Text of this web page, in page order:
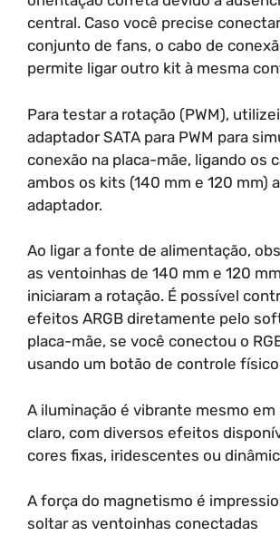
central. Caso você precise
conjunto de fans, o cabo de
permite ligar outro kit à mesma
Para testar a rotação (PWM),
adaptador SATA para PWM para
conexão na placa-mãe, ligando os
ambos os kits (140 mm e 120 mm)
adaptador.
Ao ligar a fonte de alimentação,
as ventoinhas de 140 mm e 120
iniciaram a rotação. É possível
efeitos ARGB diretamente pelo
placa-mãe, se você conectou o
usando um botão de controle
A iluminação é vibrante mesmo
claro, com diversos efeitos
cores fixas, iridescentes ou
A força do magnetismo é
soltar as ventoinhas conectadas